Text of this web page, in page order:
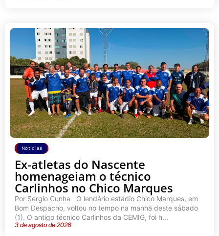
Notícias
Ex-atletas do Nascente
homenageiam o técnico
Carlinhos no Chico Marques
Por Sérgio Cunha O lendário estádio Chico Marques, em
Bom Despacho, voltou no tempo na manhã deste sábado
(1). O antigo técnico Carlinhos da CEMIG, foi h...
3 de agosto de 2026